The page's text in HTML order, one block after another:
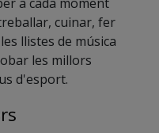
cuinar, fer
llistes de música
les millors
d'esport.